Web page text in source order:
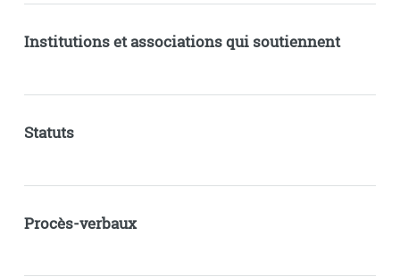
Institutions et associations qui soutiennent
Statuts
Procès-verbaux